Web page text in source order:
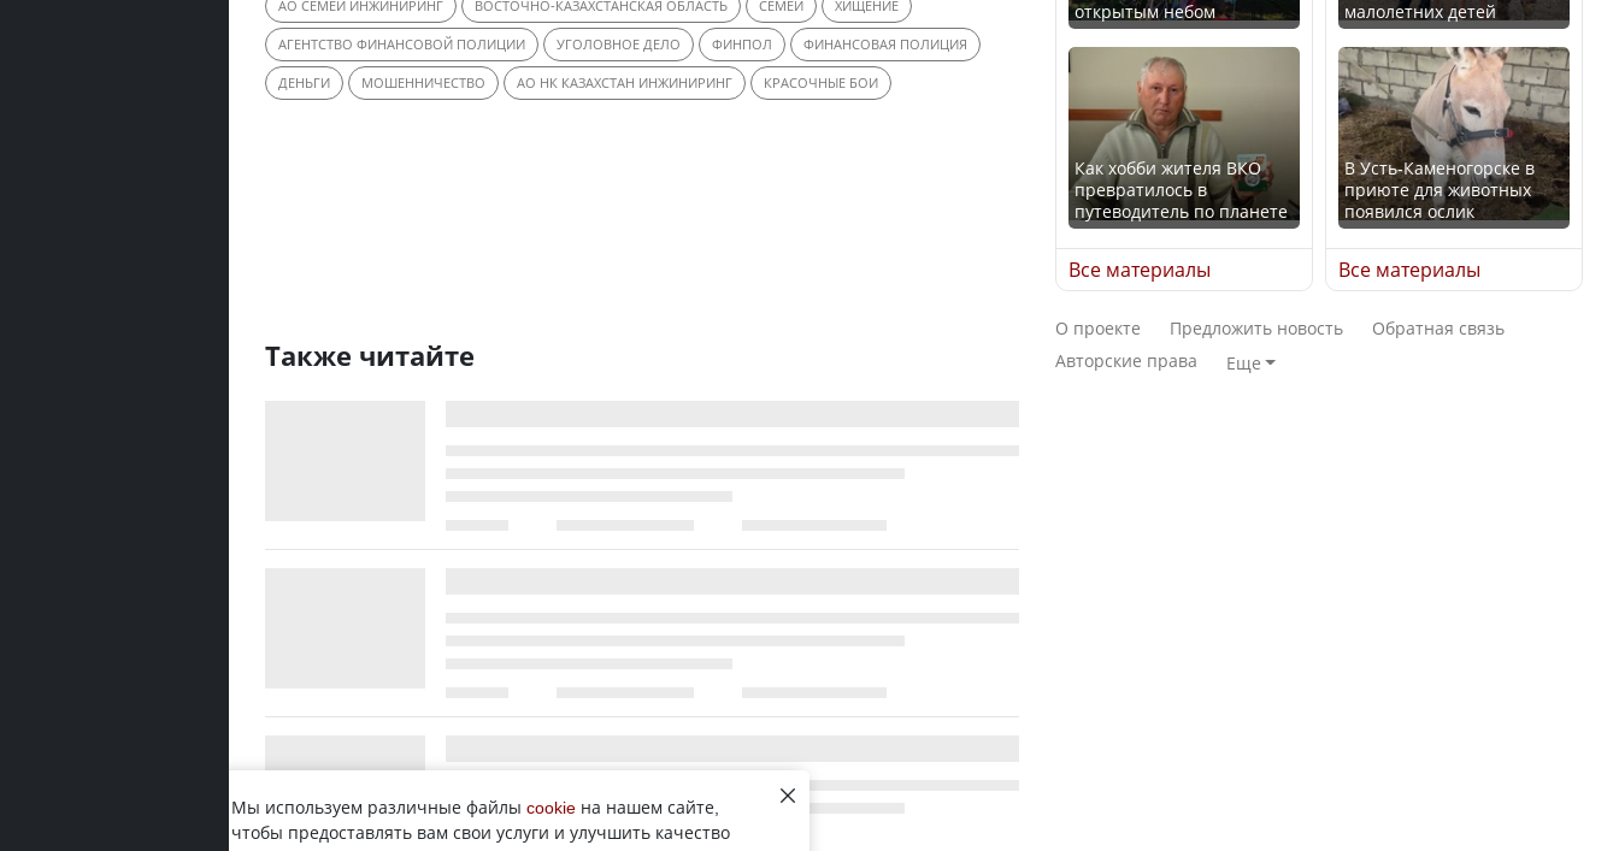
АО СЕМЕЙ ИНЖИНИРИНГ ВОСТОЧНО-КАЗАХСТАНСКАЯ ОБЛАСТЬ СЕМЕЙ ХИЩЕНИЕ
АГЕНТСТВО ФИНАНСОВОЙ ПОЛИЦИИ УГОЛОВНОЕ ДЕЛО ФИНПОЛ ФИНАНСОВАЯ ПОЛИЦИЯ
ДЕНЬГИ МОШЕННИЧЕСТВО АО НК КАЗАХСТАН ИНЖИНИРИНГ КРАСОЧНЫЕ БОИ
Также читайте
Искусственный интеллект
официально включили в
школьную программу
Казахстана
В Казахстане стало
проще получить
направления на
медицинские
обследования
Трамп официально
вступил в должность
президента США
Луну признали объектом
культурного наследия,
находящегося под
угрозой исчезновения
открытым небом
Как хобби жителя ВКО
превратилось в
путеводитель по планете
Все материалы
малолетних детей
В Усть-Каменогорске в
приюте для животных
появился ослик
Все материалы
О проекте Предложить новость
Обратная связь
Авторские права
Еще
Мы используем различные файлы cookie на нашем сайте,
чтобы предоставлять вам свои услуги и улучшить качество